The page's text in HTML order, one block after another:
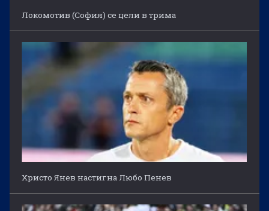
Локомотив (София) се цели в трима
Христо Янев настигна Любо Пенев